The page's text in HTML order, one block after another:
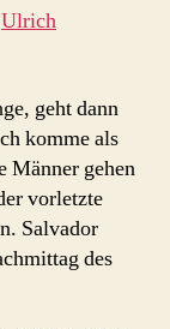
Ulrich
geht dann
komme als
Männer gehen
vorletzte
Salvador
des